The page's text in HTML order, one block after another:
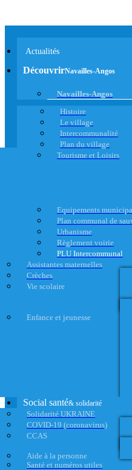
Actualités
DécouvrirNavailles-Angos
Navailles-Angos
Histoire
Le village
Intercommunalité
Plan du village
Tourisme et Loisirs
Equipements
Plan communal de
Urbanisme
Règlement voirie
PLU Intercommunal
Assistantes maternelles
Crèches
Vie scolaire
Enfance et jeunesse
Social santé& solidarité
Solidarité UKRAINE
COVID-19 (coronavirus)
CCAS
Aide à la personne
Santé et numéros utiles